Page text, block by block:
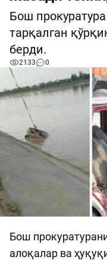
Бош
тарқалган
берди.
2133 0
Бош
алоқалар ва